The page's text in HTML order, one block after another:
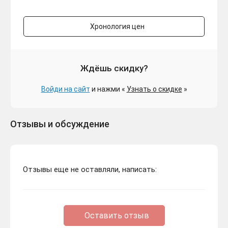
Хронология цен
Ждёшь скидку?
Войди на сайт и нажми « Узнать о скидке »
Отзывы и обсуждение
Отзывы еще не оставляли, написать:
Оставить отзыв